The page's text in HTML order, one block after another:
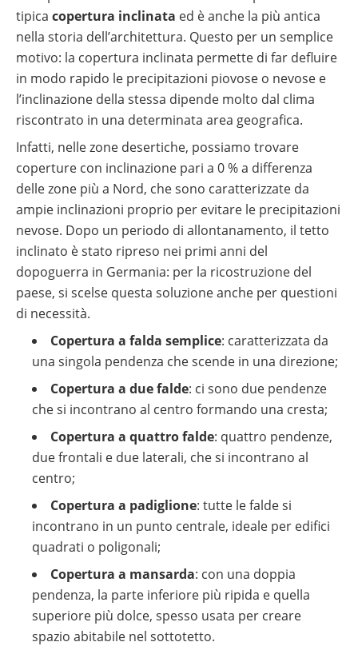
tipica copertura inclinata ed è anche la più antica
nella storia dell’architettura. Questo per un semplice
motivo: la copertura inclinata permette di far defluire
in modo rapido le precipitazioni piovose o nevose e
l’inclinazione della stessa dipende molto dal clima
riscontrato in una determinata area geografica.
Infatti, nelle zone desertiche, possiamo trovare
coperture con inclinazione pari a 0 % a differenza
delle zone più a Nord, che sono caratterizzate da
ampie inclinazioni proprio per evitare le precipitazioni
nevose. Dopo un periodo di allontanamento, il tetto
inclinato è stato ripreso nei primi anni del
dopoguerra in Germania: per la ricostruzione del
paese, si scelse questa soluzione anche per questioni
di necessità.
Copertura a falda semplice: caratterizzata da
una singola pendenza che scende in una direzione;
Copertura a due falde: ci sono due pendenze
che si incontrano al centro formando una cresta;
Copertura a quattro falde: quattro pendenze,
due frontali e due laterali, che si incontrano al
centro;
Copertura a padiglione: tutte le falde si
incontrano in un punto centrale, ideale per edifici
quadrati o poligonali;
Copertura a mansarda: con una doppia
pendenza, la parte inferiore più ripida e quella
superiore più dolce, spesso usata per creare
spazio abitabile nel sottotetto.